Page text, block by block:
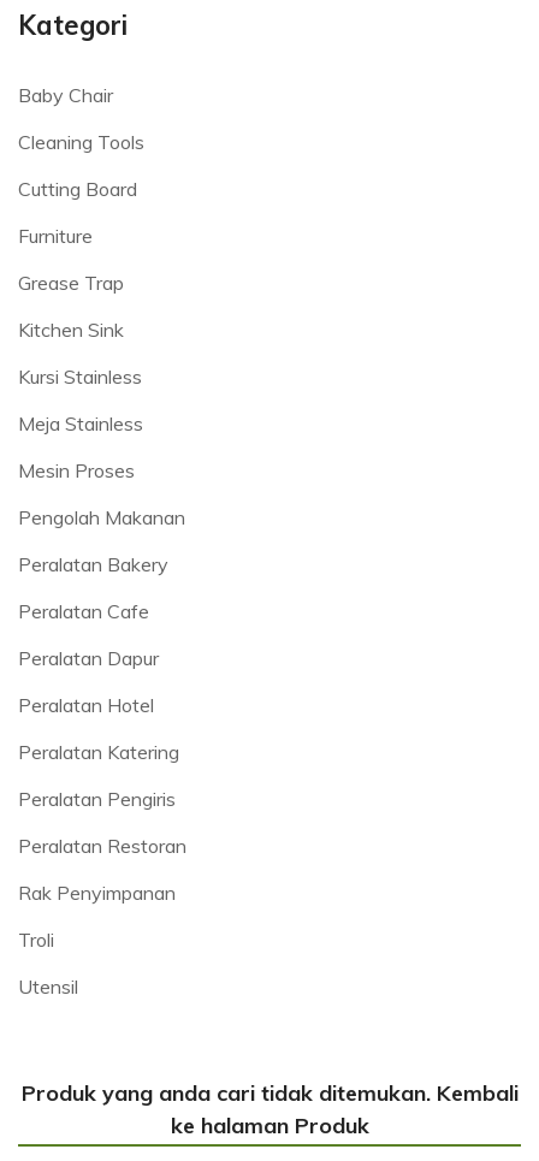
Kategori
Baby Chair
Cleaning Tools
Cutting Board
Furniture
Grease Trap
Kitchen Sink
Kursi Stainless
Meja Stainless
Mesin Proses
Pengolah Makanan
Peralatan Bakery
Peralatan Cafe
Peralatan Dapur
Peralatan Hotel
Peralatan Katering
Peralatan Pengiris
Peralatan Restoran
Rak Penyimpanan
Troli
Utensil
Produk yang anda cari tidak ditemukan. Kembali
ke halaman Produk